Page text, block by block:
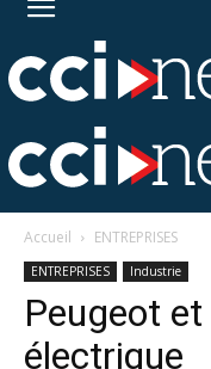
Accueil ENTREPRISES
ENTREPRISES Industrie
Peugeot
électrique